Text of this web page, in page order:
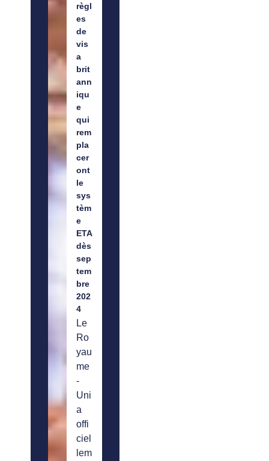
règl
es
de
vis
a
brit
ann
iqu
e
qui
rem
pla
cer
ont
le
sys
tèm
e
ETA
dès
sep
tem
bre
202
4
Le
Ro
yau
me
-
Uni
a
offi
ciel
lem